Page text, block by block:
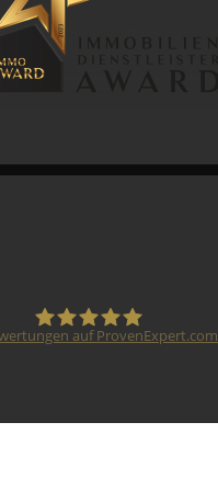
auf ProvenExpert.com